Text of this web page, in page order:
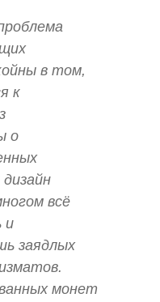
в том,
к
о
всё
и
заядлых
монет